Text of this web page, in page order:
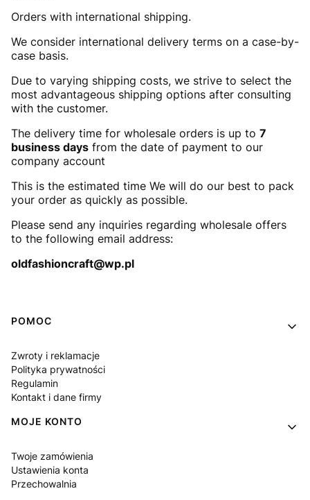
Orders with international shipping.
We consider international delivery terms on a case-by-
case basis.
Due to varying shipping costs, we strive to select the
most advantageous shipping options after consulting
with the customer.
The delivery time for wholesale orders is up to 7
business days from the date of payment to our
company account
This is the estimated time We will do our best to pack
your order as quickly as possible.
Please send any inquiries regarding wholesale offers
to the following email address:
oldfashioncraft@wp.pl
Linki w stopce
POMOC
Zwroty i reklamacje
Polityka prywatności
Regulamin
Kontakt i dane firmy
MOJE KONTO
Twoje zamówienia
Ustawienia konta
Przechowalnia